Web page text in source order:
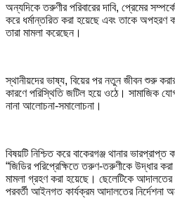
অন্যদিকে তরুণীর পরিবারের দাবি, প্রেমের
করে ধর্মান্তরিত করা হয়েছে এবং তাকে অপহরণ
তারা মামলা করেছেন।
স্থানীয়দের ভাষ্য, বিয়ের পর নতুন জীবন শুরু
কারণে পরিস্থিতি জটিল হয়ে ওঠে। সামাজিক
নানা আলোচনা-সমালোচনা।
বিষয়টি নিশ্চিত করে বাকেরগঞ্জ থানার
“জিডির পরিপ্রেক্ষিতে তরুণ-তরুণীকে উদ্ধার
মামলা গ্রহণ করা হয়েছে। ছেলেটিকে আদালতের
পরবর্তী আইনগত কার্যক্রম আদালতের নির্দেশনা